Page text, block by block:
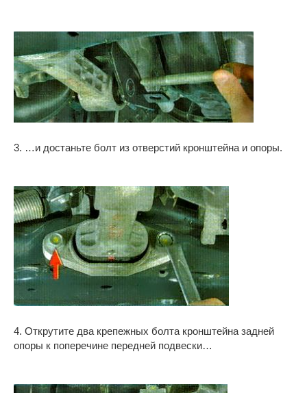
3. …и достаньте болт из отверстий кронштейна и опоры.
4. Открутите два крепежных болта кронштейна задней
опоры к поперечине передней подвески…